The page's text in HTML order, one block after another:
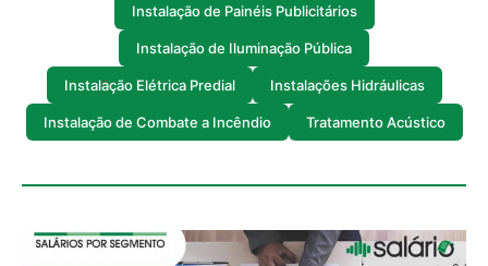
Instalação de Painéis Publicitários
Instalação de Iluminação Pública
Instalação Elétrica Predial Instalações Hidráulicas
Instalação de Combate a Incêndio Tratamento Acústico